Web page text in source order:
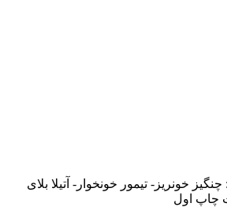
خونریز- تیمور خونخوار- آتیلا بلای
چاپ اول